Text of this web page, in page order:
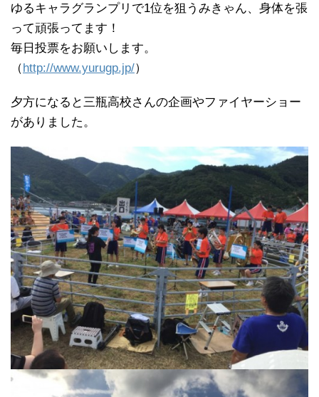
ゆるキャラグランプリで1位を狙うみきゃん、身体を張
って頑張ってます！
毎日投票をお願いします。
（http://www.yurugp.jp/）
夕方になると三瓶高校さんの企画やファイヤーショー
がありました。